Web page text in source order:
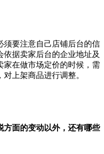
须要注意自己店铺后台的信
据卖家后台的企业地址及
家在做市场定价的时候，需
上架商品进行调整。
方面的变动以外，还有哪些